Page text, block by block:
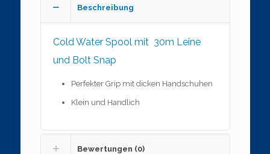
Beschreibung
Cold Water Spool mit 30m Leine
und Bolt Snap
Perfekter Grip mit dicken Handschuhen
Klein und Handlich
Bewertungen (0)